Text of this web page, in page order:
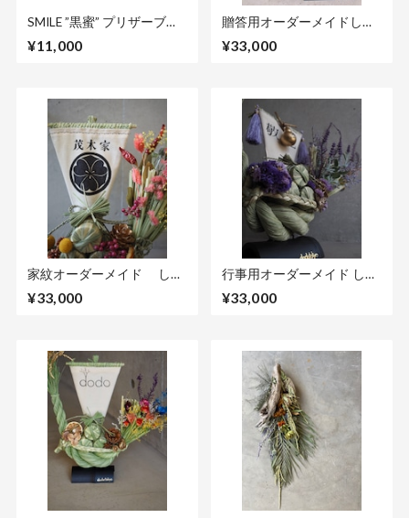
SMILE ”黒蜜” プリザーブド
ジメント
¥11,000
贈答用オーダーメイドしめ
SHIMENAWA TAKARABUNE
¥33,000
家紋オーダーメイド しめ
¥33,000
行事用オーダーメイド しめ
¥33,000